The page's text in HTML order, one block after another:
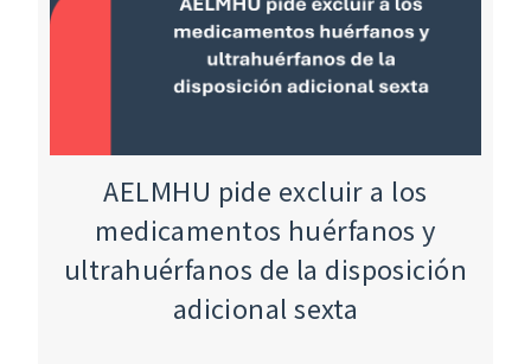
AELMHU pide excluir a los
medicamentos huérfanos y
ultrahuérfanos de la disposición
adicional sexta